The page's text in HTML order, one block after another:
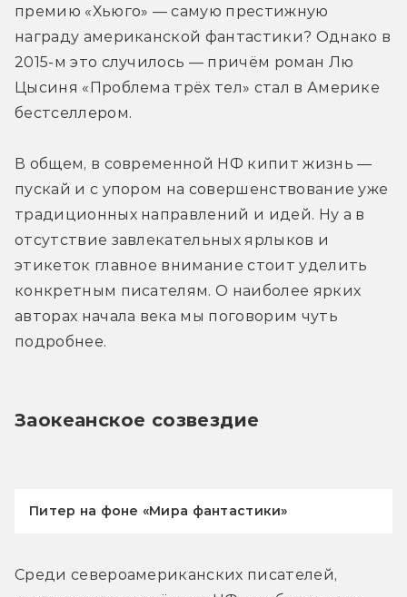
премию «Хьюго» — самую престижную
награду американской фантастики? Однако в
2015-м это случилось — причём роман Лю
Цысиня «Проблема трёх тел» стал в Америке
бестселлером.
В общем, в современной НФ кипит жизнь —
пускай и с упором на совершенствование уже
традиционных направлений и идей. Ну а в
отсутствие завлекательных ярлыков и
этикеток главное внимание стоит уделить
конкретным писателям. О наиболее ярких
авторах начала века мы поговорим чуть
подробнее.
Заокеанское созвездие
Питер на фоне «Мира фантастики»
Среди североамериканских писателей,